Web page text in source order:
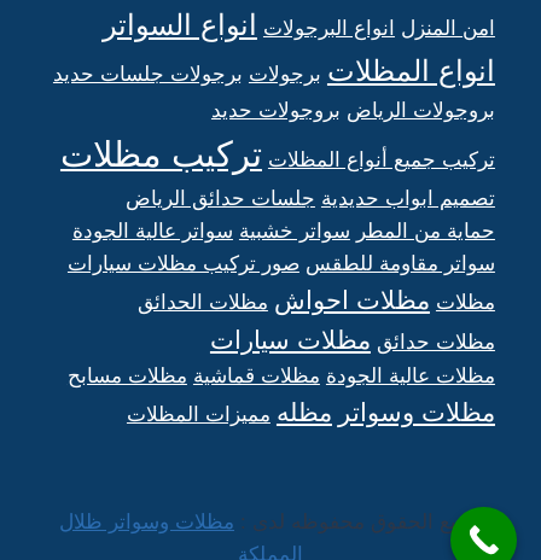
امن المنزل انواع البرجولات انواع السواتر
انواع المظلات برجولات برجولات جلسات حديد
بروجولات الرياض بروجولات حديد
تركيب جميع أنواع المظلات تركيب مظلات
تصميم ابواب حديدية جلسات حدائق الرياض
حماية من المطر سواتر خشبية سواتر عالية الجودة
سواتر مقاومة للطقس صور تركيب مظلات سيارات
مظلات مظلات احواش مظلات الحدائق
مظلات حدائق مظلات سيارات
مظلات عالية الجودة مظلات قماشية مظلات مسابح
مظلات وسواتر مظله مميزات المظلات
جميع الحقوق محفوظه لدى : مظلات وسواتر ظلال
المملكة